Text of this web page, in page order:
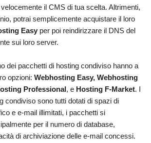
il CMS di tua scelta. Altrimenti,
potrai semplicemente acquistare il loro
Easy per poi reindirizzare il DNS del
sui loro server.
dei pacchetti di hosting condiviso hanno a
opzioni: Webhosting Easy, Webhosting
Professional, e Hosting F-Market. I
condiviso sono tutti dotati di spazi di
e e-mail illimitati, i pacchetti si
per il numero di database,
di archiviazione delle e-mail concessi.